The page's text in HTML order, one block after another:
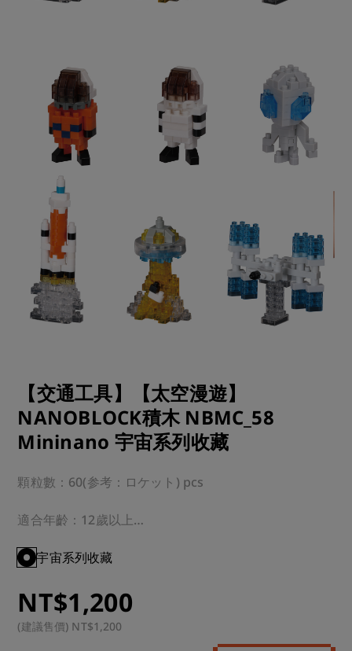
【交通工具】【太空漫遊】
NANOBLOCK積木 NBMC_58
Mininano 宇宙系列收藏
顆粒數：60(参考：ロケット) pcs
適合年齡：12歲以上
運送方式：超商 or 宅配
註：本商品為總廠直接調貨，需要工作天數為一周左右
下單前再請客人注意，若造成不便還請見諒
宇宙系列收藏
NT$1,200
(建議售價) NT$1,200